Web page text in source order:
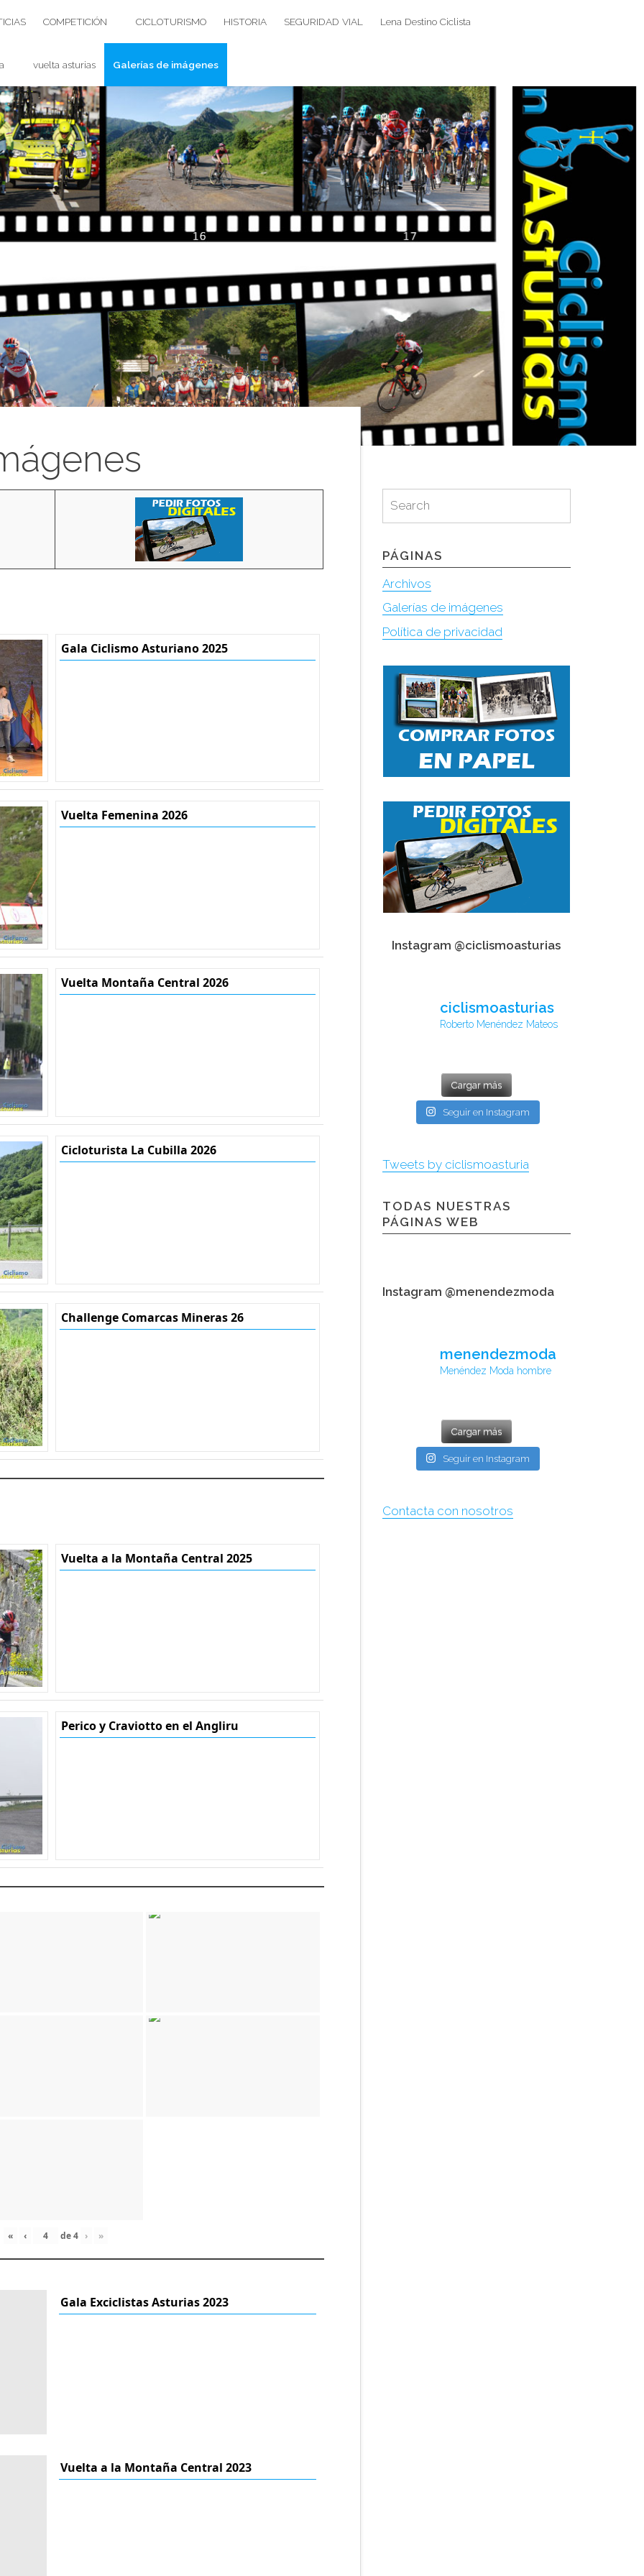
COMPETICIÓN CICLOTURISMO HISTORIA SEGURIDAD VIAL Lena Destino Ciclista
vuelta asturias Galerías de imágenes
Gala Ciclismo Asturiano 2025
Vuelta Femenina 2026
Vuelta Montaña Central 2026
Cicloturista La Cubilla 2026
Challenge Comarcas Mineras 26
Vuelta a la Montaña Central 2025
Perico y Craviotto en el Angliru
« ‹ de4 › »
Gala Exciclistas Asturias 2023
Vuelta a la Montaña Central 2023
for:
Search
PÁGINAS
Archivos
Galerías de imágenes
Política de privacidad
Instagram @ciclismoasturias
ciclismoasturias
Roberto Menéndez Mateos
Cargar más
Seguir en Instagram
Tweets by ciclismoasturia
TODAS NUESTRAS
PÁGINAS WEB
Instagram @menendezmoda
menendezmoda
Menéndez Moda hombre
Cargar más
Seguir en Instagram
Contacta con nosotros